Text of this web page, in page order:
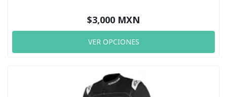
$3,000 MXN
VER OPCIONES